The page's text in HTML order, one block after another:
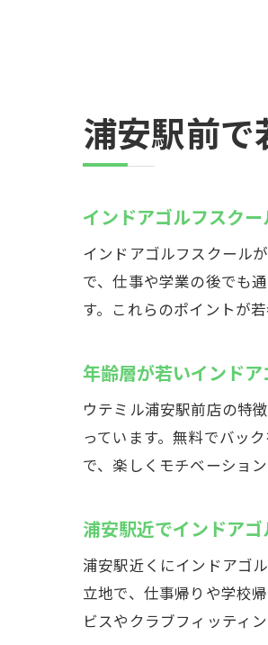
浦安駅前
インドアゴルフスク
インドアゴルフスクール
で、仕事や学業の後でも
す。これらのポイントが
年齢層が若いインド
ウテミル浦安駅前店の特
っています。無料でバッ
で、楽しくモチベーショ
浦安駅近でインドア
浦安駅近くにインドアゴ
立地で、仕事帰りや学校
ビスやクラブフィッティ